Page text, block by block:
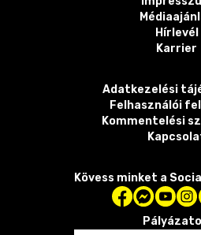
Hírlevél
Karrier
Adatkezelési
Felhasználói
Kommentelési
Kövess minket a